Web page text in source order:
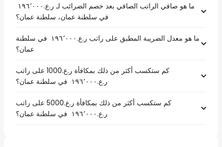
في سلطنة عمان، سلطنة عمان؟
ما هو معدل الضريبة المطبق على راتب ر.ع.‏١٩٦٬٠٠٠ ‏ في سلطنة
عمان؟
كم ستكسب أكثر من ذلك بمكافأة ر.ع.1000 على راتب
ر.ع.‏١٩٦٬٠٠٠ ‏ في سلطنة عمان؟
كم ستكسب أكثر من ذلك بمكافأة ر.ع.5000 على راتب
ر.ع.‏١٩٦٬٠٠٠ ‏ في سلطنة عمان؟